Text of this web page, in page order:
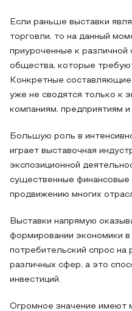
Если раньше выставки
торговли, то на данный
приуроченные к
общества, которые
Конкретные
уже не сводятся только к
компаниям, предприятиям
Большую роль в
играет выставочная
экспозиционной
существенные финансовые
продвижению многих
Выставки напрямую
формировании экономики в
потребительский спрос
различных сфер, а это
инвестиций.
Огромное значение имеют